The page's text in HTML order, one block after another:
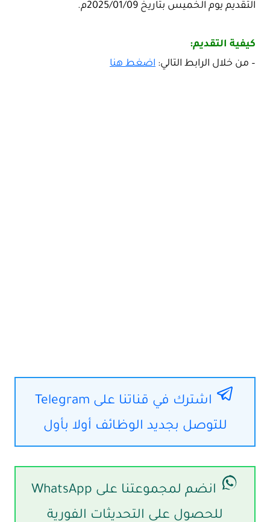
التقديم يوم الخميس بتاريخ 2025/01/09م.
كيفية التقديم:
– من خلال الرابط التالي: اضغط هنا
اشترك في قناتنا على Telegram
للتوصل بجديد الوظائف أولا بأول
انضم لمجموعتنا على WhatsApp
للحصول على التحديثات الفورية